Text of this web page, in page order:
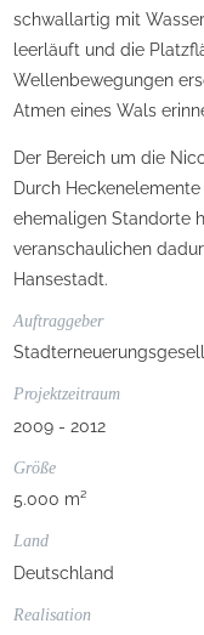
schwallartig mit
leerläuft und die
Wellenbewegungen
Atmen eines Wals
Der Bereich um die
Durch
ehemaligen Standorte
veranschaulichen
Hansestadt.
Auftraggeber
Projektzeitraum
2009 - 2012
Größe
5.000 m²
Land
Deutschland
Realisation